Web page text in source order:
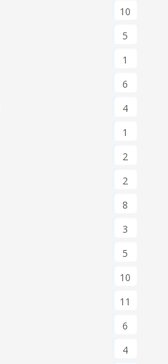
10
5
1
6
4
1
2
2
8
3
5
10
11
6
4